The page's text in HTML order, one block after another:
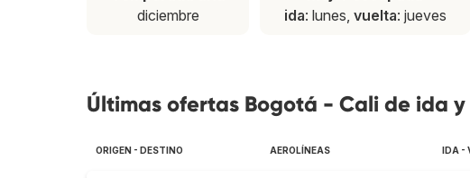
diciembre
ida: lunes, vuelta: jueves
Últimas ofertas Bogotá - Cali de ida
ORIGEN - DESTINO AEROLÍNEAS IDA -